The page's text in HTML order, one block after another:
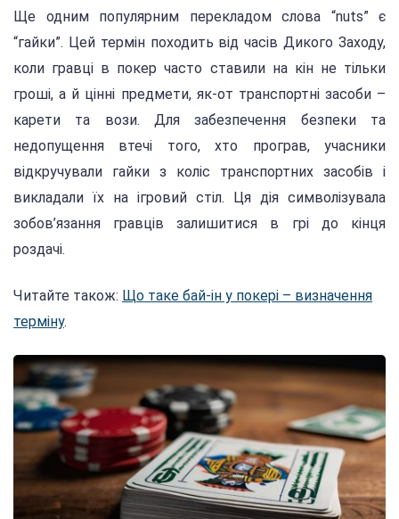
Ще одним популярним перекладом слова “nuts” є
“гайки”. Цей термін походить від часів Дикого Заходу,
коли гравці в покер часто ставили на кін не тільки
гроші, а й цінні предмети, як-от транспортні засоби –
карети та вози. Для забезпечення безпеки та
недопущення втечі того, хто програв, учасники
відкручували гайки з коліс транспортних засобів і
викладали їх на ігровий стіл. Ця дія символізувала
зобов’язання гравців залишитися в грі до кінця
роздачі.
Читайте також: Що таке бай-ін у покері – визначення
терміну.